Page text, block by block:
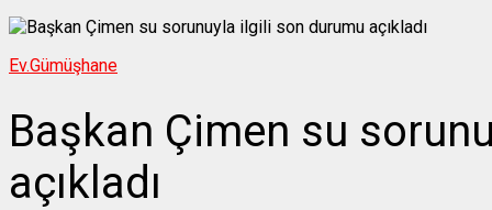
Ev.Gümüşhane
Başkan Çimen su
açıkladı